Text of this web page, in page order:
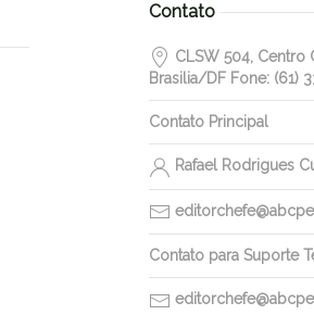
Contato
CLSW 504, Centro
Brasilia/DF Fone: (61)
Contato Principal
Rafael Rodrigues
Contato para Suporte